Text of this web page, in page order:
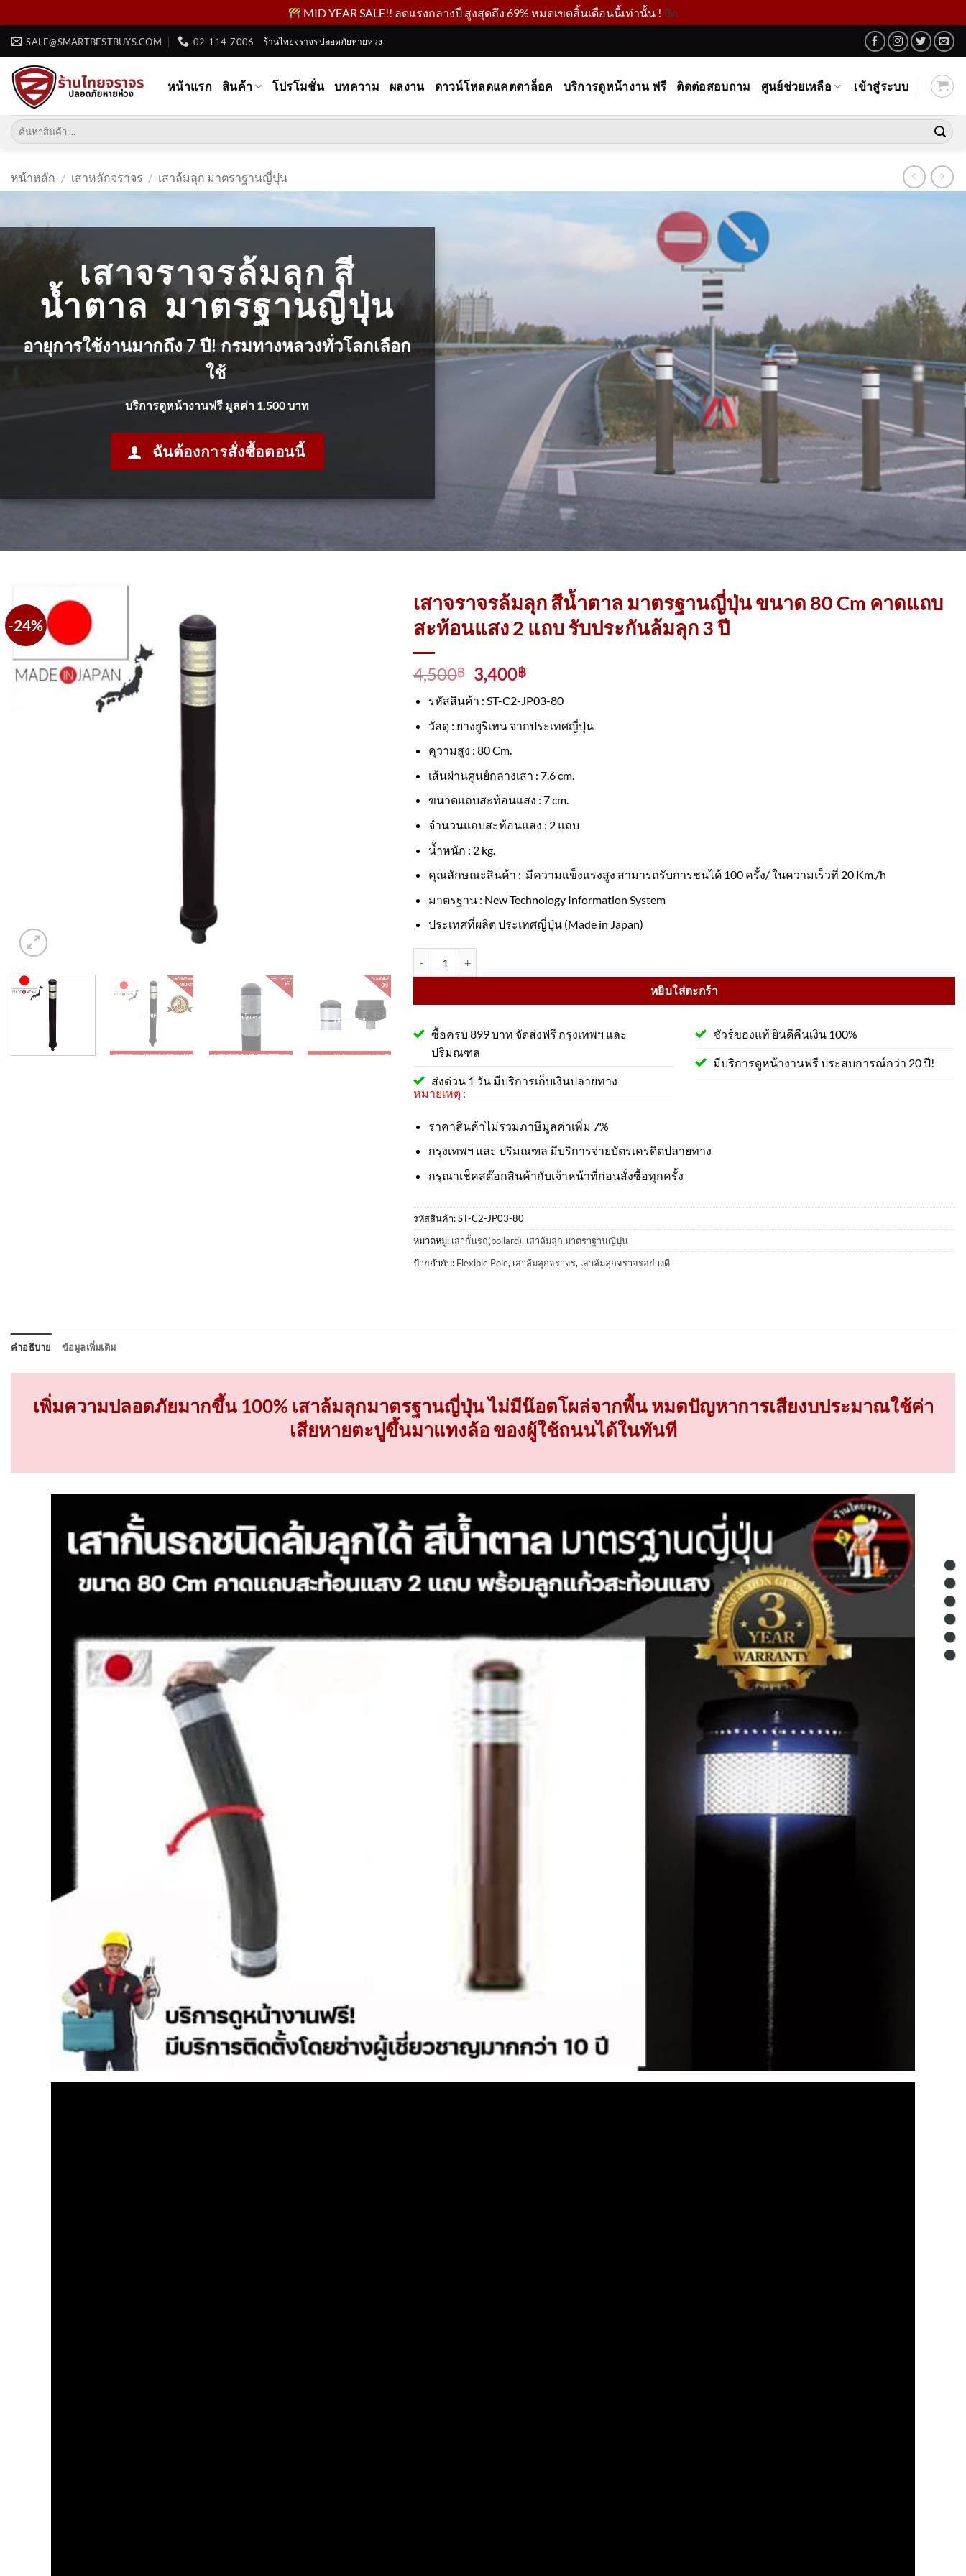
MID YEAR SALE!! ลดแรงกลางปี สูงสุดถึง 69% หมดเขตสิ้นเดือนนี้เท่านั้น !ปิด
ข้าม
เนื้อหา
SALE@SMARTBESTBUYS.COM 02-114-7006 ร้านไทยจราจร ปลอดภัยหายห่วง
หน้าแรก สินค้า โปรโมชั่น บทความ ผลงาน ดาวน์โหลดแคตตาล็อค บริการดูหน้างาน ฟรี ติดต่อสอบถาม ศูนย์ช่วยเหลือ เข้าสู่ระบบ
ค้นหา:
หน้าหลัก / เสาหลักจราจร / เสาล้มลุก มาตราฐานญี่ปุน
เสาจราจรล้มลุก สี
น้ำตาล มาตรฐานญี่ปุ่น
อายุการใช้งานมากถึง 7 ปี! กรมทางหลวงทั่วโลกเลือก
ใช้
บริการดูหน้างานฟรี มูลค่า 1,500 บาท
ฉันต้องการสั่งซื้อตอนนี้
-24%
เสาจราจรล้มลุก สีน้ำตาล มาตรฐานญี่ปุ่น ขนาด 80 Cm คาดแถบ
สะท้อนแสง 2 แถบ รับประกันล้มลุก 3 ปี
4,500฿
Original
price
was:
4,500฿.
3,400฿Current
is:
3,400฿.
รหัสสินค้า : ST-C2-JP03-80
วัสดุ : ยางยูริเทน จากประเทศญี่ปุ่น
คุวามสูง : 80 Cm.
เส้นผ่านศูนย์กลางเสา : 7.6 cm.
ขนาดแถบสะท้อนแสง : 7 cm.
จำนวนแถบสะท้อนแสง : 2 แถบ
น้ำหนัก : 2 kg.
คุณลักษณะสินค้า : มีความเเข็งแรงสูง สามารถรับการชนได้ 100 ครั้ง/ ในความเร็วที่ 20 Km./h
มาตรฐาน : New Technology Information System
ประเทศที่ผลิต ประเทศญี่ปุ่น (Made in Japan)
หยิบใส่ตะกร้า
ซื้อครบ 899 บาท จัดส่งฟรี กรุงเทพฯ และ
ปริมณฑล
ส่งด่วน 1 วัน มีบริการเก็บเงินปลายทาง
ชัวร์ของแท้ ยินดีคืนเงิน 100%
มีบริการดูหน้างานฟรี ประสบการณ์กว่า 20 ปี!
หมายเหตุ :
ราคาสินค้าไม่รวมภาษีมูลค่าเพิ่ม 7%
กรุงเทพฯ และ ปริมณฑล มีบริการจ่ายบัตรเครดิตปลายทาง
กรุณาเช็คสต๊อกสินค้ากับเจ้าหน้าที่ก่อนสั่งซื้อทุกครั้ง
รหัสสินค้า:ST-C2-JP03-80
หมวดหมู่: เสากั้นรถ(bollard), เสาล้มลุก มาตราฐานญี่ปุน
ป้ายกำกับ: Flexible Pole, เสาล้มลุกจราจร, เสาล้มลุกจราจรอย่างดี
คำอธิบาย ข้อมูลเพิ่มเติม
เพิ่มความปลอดภัยมากขึ้น 100% เสาล้มลุกมาตรฐานญี่ปุ่น ไม่มีน๊อตโผล่จากพื้น หมดปัญหาการเสียงบประมาณใช้ค่า
เสียหายตะปูขึ้นมาแทงล้อ ของผู้ใช้ถนนได้ในทันที